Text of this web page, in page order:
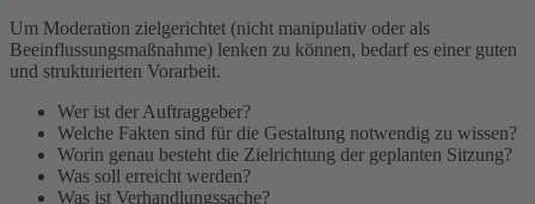
Um Moderation zielgerichtet (nicht manipulativ oder als
Beeinflussungsmaßnahme) lenken zu können, bedarf es einer guten
und strukturierten Vorarbeit.
Wer ist der Auftraggeber?
Welche Fakten sind für die Gestaltung notwendig zu wissen?
Worin genau besteht die Zielrichtung der geplanten Sitzung?
Was soll erreicht werden?
Was ist Verhandlungssache?